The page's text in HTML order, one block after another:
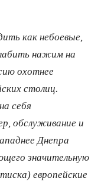
как небоевые,
нажим на
охотнее
столиц.
себя
обслуживание и
Днепра
значительную
европейские